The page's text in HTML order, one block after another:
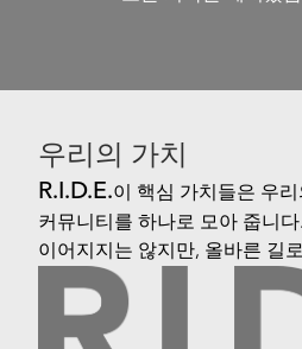
우리의 가치
R.I.D.E.이 핵심 가치들은 우
커뮤니티를 하나로 모아 줍니
이어지지는 않지만, 올바른 길